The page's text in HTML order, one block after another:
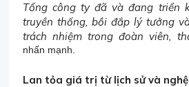
Tổng công ty đã và đang triển
truyền thống, bồi đắp lý tưởng
trách nhiệm trong đoàn viên,
nhấn mạnh.
Lan tỏa giá trị từ lịch sử và